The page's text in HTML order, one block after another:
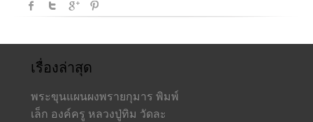
เรื่องล่าสุด
พระขุนแผนผงพรายกุมาร พิมพ์
เล็ก องค์ครู หลวงปู่ทิม วัดละ